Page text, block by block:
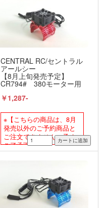
CENTRAL RC/セントラル
アールシー
【8月上旬発売予定】
CR794# 380モーター用
ファン付アルミモーター
ヒートシンク 【シングル/
￥1,287-
※【こちらの商品は、8月
発売以外のご予約商品と
ご注文できません。予め
ご了承下さい。】